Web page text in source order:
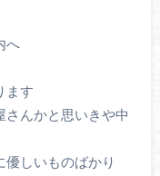
へ
ます
さんかと思いきや中
優しいものばかり